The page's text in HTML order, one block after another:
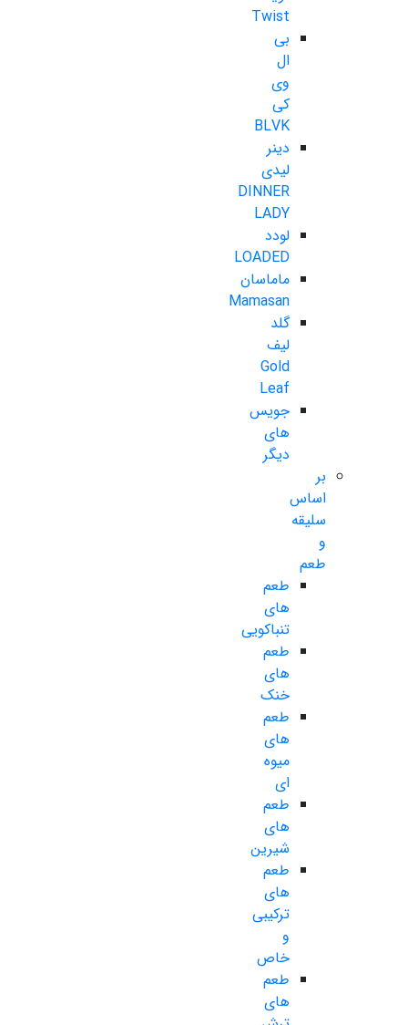
Twist
بی
ال
وی
کی
BLVK
دینر
لیدی
DINNER
LADY
لودد
LOADED
ماماسان
Mamasan
گلد
لیف
Gold
Leaf
جویس
های
دیگر
بر
اساس
سلیقه
و
طعم
طعم
های
تنباکویی
طعم
های
خنک
طعم
های
میوه
ای
طعم
های
شیرین
طعم
های
ترکیبی
و
خاص
طعم
های